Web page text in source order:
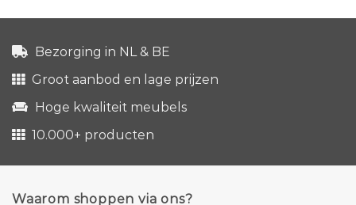
Bezorging in NL & BE
Groot aanbod en lage prijzen
Hoge kwaliteit meubels
10.000+ producten
Waarom shoppen via ons?